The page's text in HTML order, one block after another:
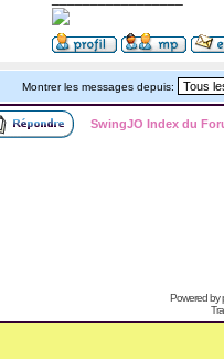
Montrer les messages depuis:
SwingJO Index du
Powered by